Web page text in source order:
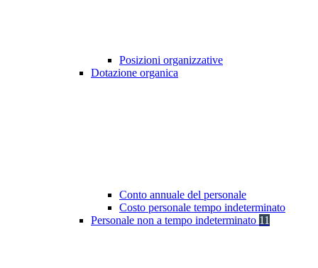
Posizioni organizzative
Dotazione organica
Conto annuale del personale
Costo personale tempo indeterminato
Personale non a tempo indeterminato 11